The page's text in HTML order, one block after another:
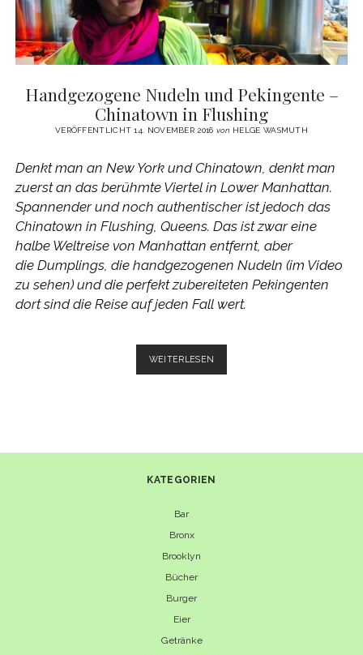
Handgezogene Nudeln und Pekingente –
Chinatown in Flushing
VERÖFFENTLICHT 14. NOVEMBER 2016 von HELGE WASMUTH
Denkt man an New York und Chinatown, denkt man
zuerst an das berühmte Viertel in Lower Manhattan.
Spannender und noch authentischer ist jedoch das
Chinatown in Flushing, Queens. Das ist zwar eine
halbe Weltreise von Manhattan entfernt, aber
die Dumplings, die handgezogenen Nudeln (im Video
zu sehen) und die perfekt zubereiteten Pekingenten
dort sind die Reise auf jeden Fall wert.
WEITERLESEN
NUDELN
KATEGORIEN
Bar
Bronx
Brooklyn
Bücher
Burger
Eier
Getränke